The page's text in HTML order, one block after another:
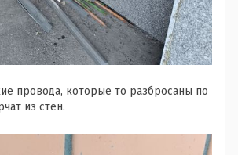
провода, которые то разбросаны по
из стен.